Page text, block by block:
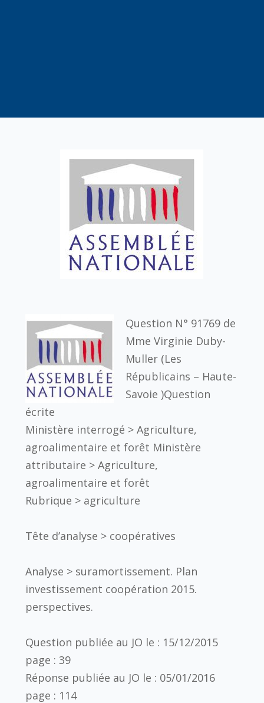
Question N° 91769 de
Mme Virginie Duby-
Muller (Les
Républicains – Haute-
Savoie )Question
écrite
Ministère interrogé > Agriculture,
agroalimentaire et forêt Ministère
attributaire > Agriculture,
agroalimentaire et forêt
Rubrique > agriculture
Tête d’analyse > coopératives
Analyse > suramortissement. Plan
investissement coopération 2015.
perspectives.
Question publiée au JO le : 15/12/2015
page : 39
Réponse publiée au JO le : 05/01/2016
page : 114